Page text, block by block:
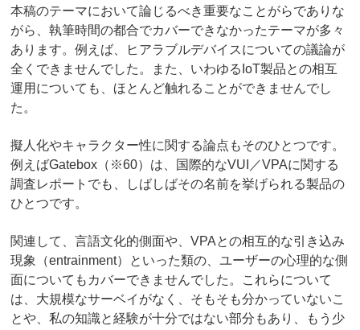
本稿のテーマにおいて論じるべき重要なことがらでありな
がら、執筆時間の都合でカバーできなかったテーマが多々
あります。例えば、ヒアラブルデバイスについての議論が
全くできませんでした。また、いわゆるIoT製品との相互
運用についても、ほとんど触れることができませんでし
た。
擬人化やキャラクター性に関する論点もそのひとつです。
例えばGatebox（※60）は、国際的なVUI／VPAに関する
調査レポートでも、しばしばその名前を挙げられる製品の
ひとつです。
関連して、言語文化的側面や、VPAとの相互的な引き込み
現象（entrainment）といった類の、ユーザーの心理的な側
面についてもカバーできませんでした。これらについて
は、大規模なサーベイがなく、そもそも分かっていないこ
とや、私の知識と経験が十分ではない部分もあり、もう少